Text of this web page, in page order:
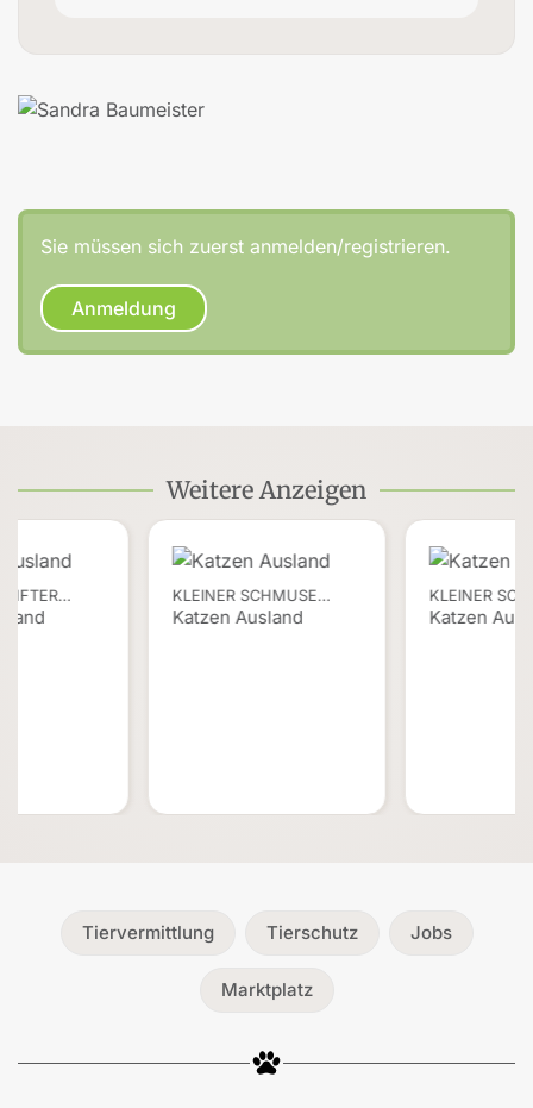
Sie müssen sich zuerst anmelden/registrieren.
Anmeldung
Weitere Anzeigen
KLEINER SCHMUSE…
Katzen Ausland
KLEINER
Katzen
Tiervermittlung Tierschutz Jobs
Marktplatz